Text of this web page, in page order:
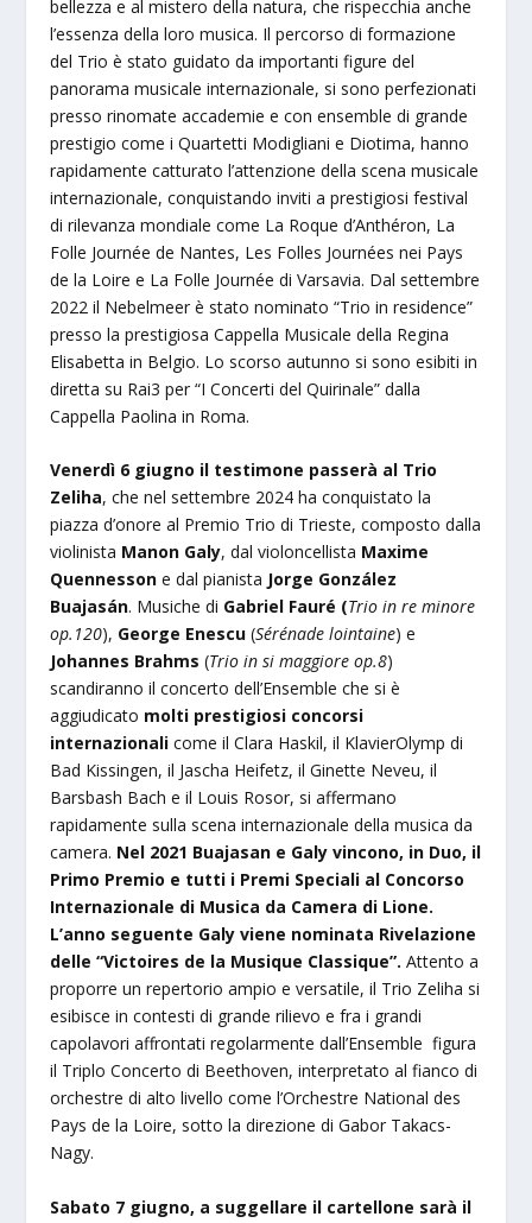
bellezza e al mistero della natura, che rispecchia anche
l’essenza della loro musica. Il percorso di formazione
del Trio è stato guidato da importanti figure del
panorama musicale internazionale, si sono perfezionati
presso rinomate accademie e con ensemble di grande
prestigio come i Quartetti Modigliani e Diotima, hanno
rapidamente catturato l’attenzione della scena musicale
internazionale, conquistando inviti a prestigiosi festival
di rilevanza mondiale come La Roque d’Anthéron, La
Folle Journée de Nantes, Les Folles Journées nei Pays
de la Loire e La Folle Journée di Varsavia. Dal settembre
2022 il Nebelmeer è stato nominato “Trio in residence”
presso la prestigiosa Cappella Musicale della Regina
Elisabetta in Belgio. Lo scorso autunno si sono esibiti in
diretta su Rai3 per “I Concerti del Quirinale” dalla
Cappella Paolina in Roma.
Venerdì 6 giugno il testimone passerà al Trio
Zeliha, che nel settembre 2024 ha conquistato la
piazza d’onore al Premio Trio di Trieste, composto dalla
violinista Manon Galy, dal violoncellista Maxime
Quennesson e dal pianista Jorge González
Buajasán. Musiche di Gabriel Fauré (Trio in re minore
op.120), George Enescu(Sérénade lointaine) e
Johannes Brahms(Trio in si maggiore op.8)
scandiranno il concerto dell’Ensemble che si è
aggiudicato molti prestigiosi concorsi
internazionali come il Clara Haskil, il KlavierOlymp di
Bad Kissingen, il Jascha Heifetz, il Ginette Neveu, il
Barsbash Bach e il Louis Rosor, si affermano
rapidamente sulla scena internazionale della musica da
camera. Nel 2021 Buajasan e Galy vincono, in Duo, il
Primo Premio e tutti i Premi Speciali al Concorso
Internazionale di Musica da Camera di Lione.
L’anno seguente Galy viene nominata Rivelazione
delle “Victoires de la Musique Classique”. Attento a
proporre un repertorio ampio e versatile, il Trio Zeliha si
esibisce in contesti di grande rilievo e fra i grandi
capolavori affrontati regolarmente dall’Ensemble figura
il Triplo Concerto di Beethoven, interpretato al fianco di
orchestre di alto livello come l’Orchestre National des
Pays de la Loire, sotto la direzione di Gabor Takacs-
Nagy.
Sabato 7 giugno, a suggellare il cartellone sarà il